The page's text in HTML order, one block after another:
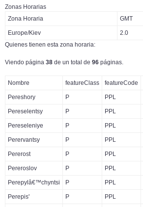
Zonas Horarias
Zona Horaria
GMT
Europe/Kiev 2.0
Quienes tienen esta zona horaria:
Viendo página 38 de un total de 96 páginas.
Nombre featureClass featureCode
Pereshory P PPL
Pereselentsy P PPL
Pereseleniye P PPL
Perervantsy P PPL
Pererost P PPL
Pereroslov P PPL
Perepylâ€™chyntsi P PPL
Perepis' P PPL